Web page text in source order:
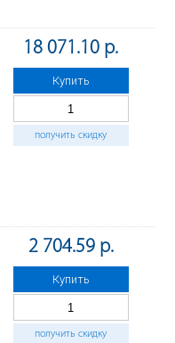
18 071.10 р.
Купить
получить скидку
2 704.59 р.
Купить
получить скидку